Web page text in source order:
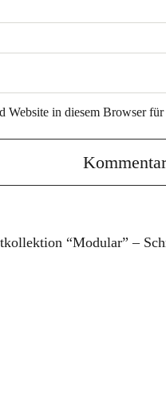
Website in diesem Browser
“Modular” –